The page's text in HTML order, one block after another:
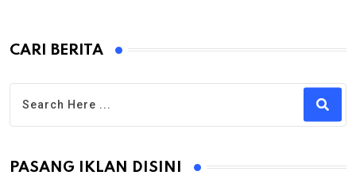
CARI BERITA
PASANG IKLAN DISINI